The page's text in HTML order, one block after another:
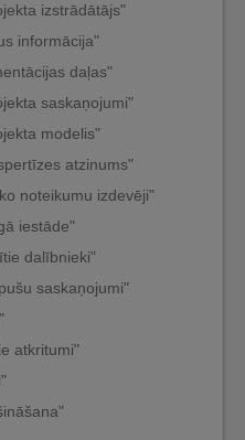
izstrādātājs"
informācija"
daļas"
saskaņojumi"
modelis"
atzinums"
noteikumu izdevēji"
iestāde"
dalībnieki"
saskaņojumi"
atkritumi"